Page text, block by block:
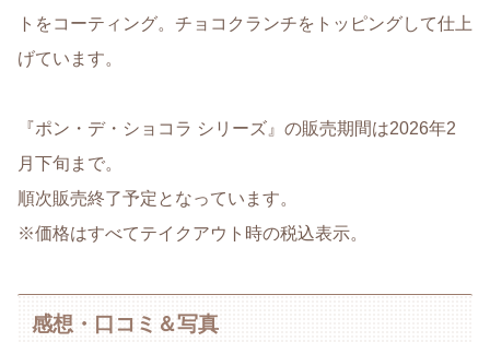
トをコーティング。チョコクランチをトッピングして仕上
げています。
『ポン・デ・ショコラ シリーズ』の販売期間は2026年2
月下旬まで。
順次販売終了予定となっています。
※価格はすべてテイクアウト時の税込表示。
感想・口コミ＆写真